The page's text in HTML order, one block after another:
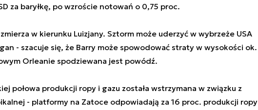
za baryłkę, po wzroście notowań o 0,75 proc.
w kierunku Luizjany. Sztorm może uderzyć w wybrzeże USA
- szacuje się, że Barry może spowodować straty w wysokości ok.
Orleanie spodziewana jest powódź.
połowa produkcji ropy i gazu została wstrzymana w związku z
- platformy na Zatoce odpowiadają za 16 proc. produkcji ropy